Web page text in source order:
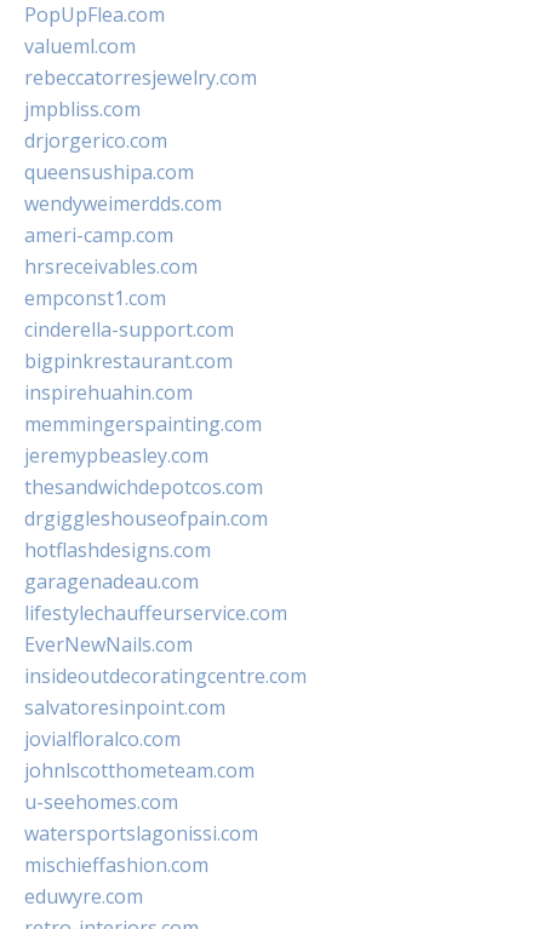
PopUpFlea.com
valueml.com
rebeccatorresjewelry.com
jmpbliss.com
drjorgerico.com
queensushipa.com
wendyweimerdds.com
ameri-camp.com
hrsreceivables.com
empconst1.com
cinderella-support.com
bigpinkrestaurant.com
inspirehuahin.com
memmingerspainting.com
jeremypbeasley.com
thesandwichdepotcos.com
drgiggleshouseofpain.com
hotflashdesigns.com
garagenadeau.com
lifestylechauffeurservice.com
EverNewNails.com
insideoutdecoratingcentre.com
salvatoresinpoint.com
jovialfloralco.com
johnlscotthometeam.com
u-seehomes.com
watersportslagonissi.com
mischieffashion.com
eduwyre.com